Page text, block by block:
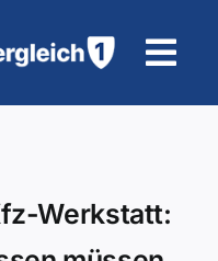
Werkstatt: